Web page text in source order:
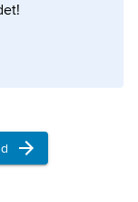
i Sverige
Ohlson